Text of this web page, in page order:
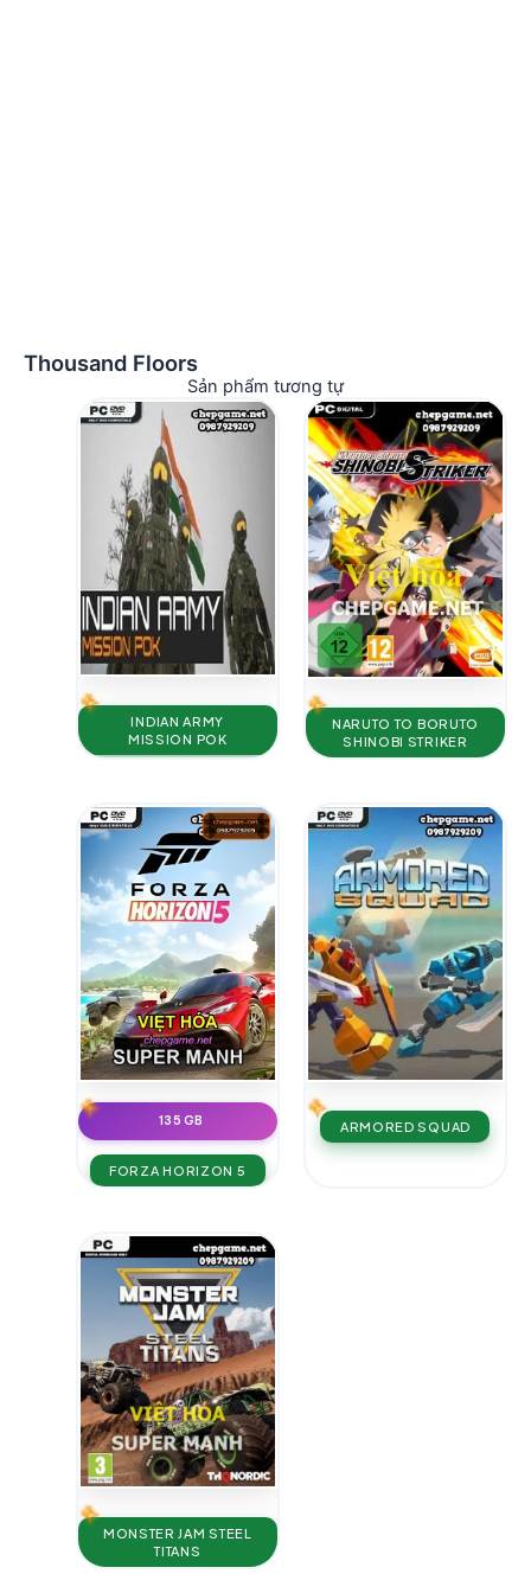
Thousand Floors
Sản phẩm tương tự
INDIAN ARMY
MISSION POK
NARUTO TO BORUTO
SHINOBI STRIKER
135 GB
FORZA HORIZON 5
ARMORED SQUAD
MONSTER JAM STEEL
TITANS